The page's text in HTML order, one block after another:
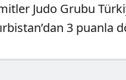
Judo Grubu
3 puanla